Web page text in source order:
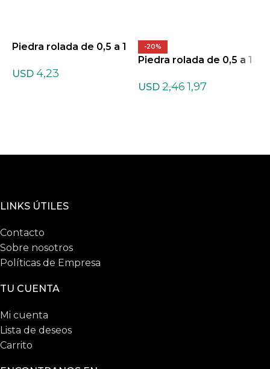
Piedra rolada de 0,5 a 1
ada Mixtas
USD 4,23
-20%
Piedra rolada de 0,5 a 1
a
USD 2,461,97
LINKS ÚTILES
Contacto
Sobre nosotros
Políticas de Empresa
TU CUENTA
Mi cuenta
Lista de deseos
Carrito